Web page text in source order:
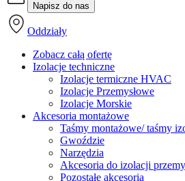
Napisz do nas
Oddziały
Zobacz całą ofertę
Izolacje techniczne
Izolacje termiczne HVAC
Izolacje Przemysłowe
Izolacje Morskie
Akcesoria montażowe
Taśmy montażowe/ taśmy
Gwoździe
Narzędzia
Akcesoria do izolacji
Pozostałe akcesoria